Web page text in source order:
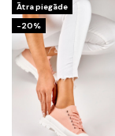
Ātra piegāde
-20%